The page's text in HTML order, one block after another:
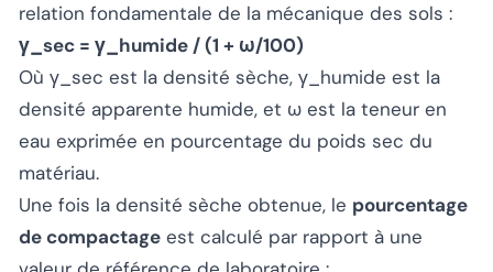
relation fondamentale de la mécanique des sols :
γ_sec = γ_humide / (1 + ω/100)
Où γ_sec est la densité sèche, γ_humide est la
densité apparente humide, et ω est la teneur en
eau exprimée en pourcentage du poids sec du
matériau.
Une fois la densité sèche obtenue, le pourcentage
de compactage est calculé par rapport à une